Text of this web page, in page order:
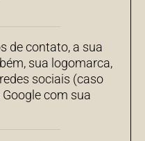
de contato, a sua
sua logomarca,
sociais (caso
com sua